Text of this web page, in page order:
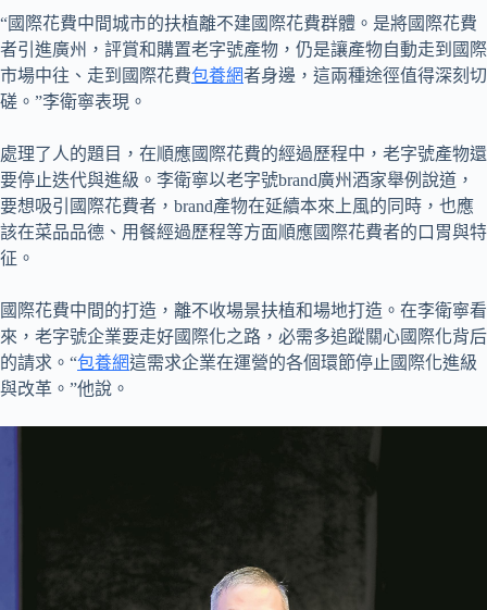
“國際花費中間城市的扶植離不建國際花費群體。是將國際花費
者引進廣州，評賞和購置老字號產物，仍是讓產物自動走到國際
市場中往、走到國際花費包養網者身邊，這兩種途徑值得深刻切
磋。”李衛寧表現。
處理了人的題目，在順應國際花費的經過歷程中，老字號產物還
要停止迭代與進級。李衛寧以老字號brand廣州酒家舉例說道，
要想吸引國際花費者，brand產物在延續本來上風的同時，也應
該在菜品品德、用餐經過歷程等方面順應國際花費者的口胃與特
征。
國際花費中間的打造，離不收場景扶植和場地打造。在李衛寧看
來，老字號企業要走好國際化之路，必需多追蹤關心國際化背后
的請求。“包養網這需求企業在運營的各個環節停止國際化進級
與改革。”他說。